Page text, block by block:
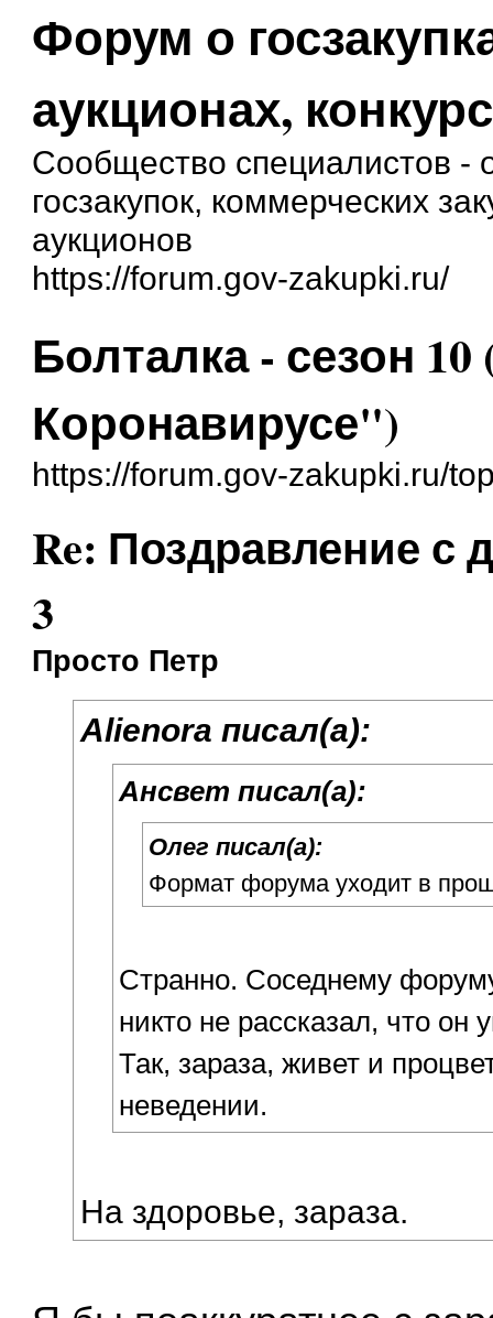
Форум о
аукционах,
Сообщество специалистов -
госзакупок, коммерческих
аукционов
https://forum.gov-zakupki.ru/
Болталка - сезон
Коронавирусе")
https://forum.gov-zakupki.ru/
Re: Поздравление с
3
Просто Петр
Alienora писал(а):
Ансвет писал(а):
Олег писал(а):
Формат форума уходит в
Странно. Соседнему
никто не рассказал, что
Так, зараза, живет и
неведении.
На здоровье, зараза.